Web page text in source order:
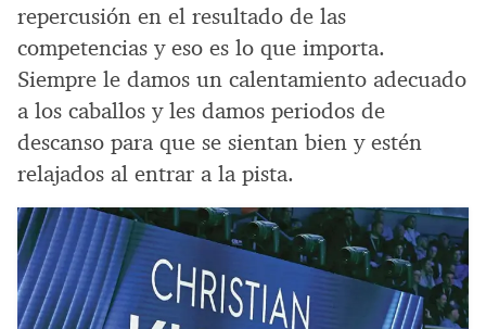
repercusión en el resultado de las
competencias y eso es lo que importa.
Siempre le damos un calentamiento adecuado
a los caballos y les damos periodos de
descanso para que se sientan bien y estén
relajados al entrar a la pista.